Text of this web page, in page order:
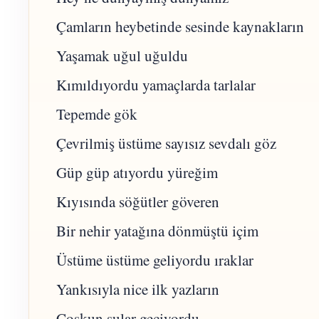
Çamların heybetinde sesinde kaynakların
Yaşamak uğul uğuldu
Kımıldıyordu yamaçlarda tarlalar
Tepemde gök
Çevrilmiş üstüme sayısız sevdalı göz
Güp güp atıyordu yüreğim
Kıyısında söğütler göveren
Bir nehir yatağına dönmüştü içim
Üstüme üstüme geliyordu ıraklar
Yankısıyla nice ilk yazların